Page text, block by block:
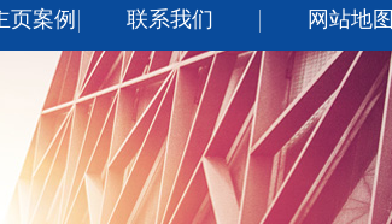
页案例 联系我们 网站地图